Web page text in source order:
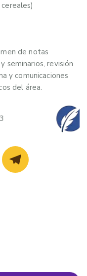
de notas
seminarios, revisión
y comunicaciones
del área.
X